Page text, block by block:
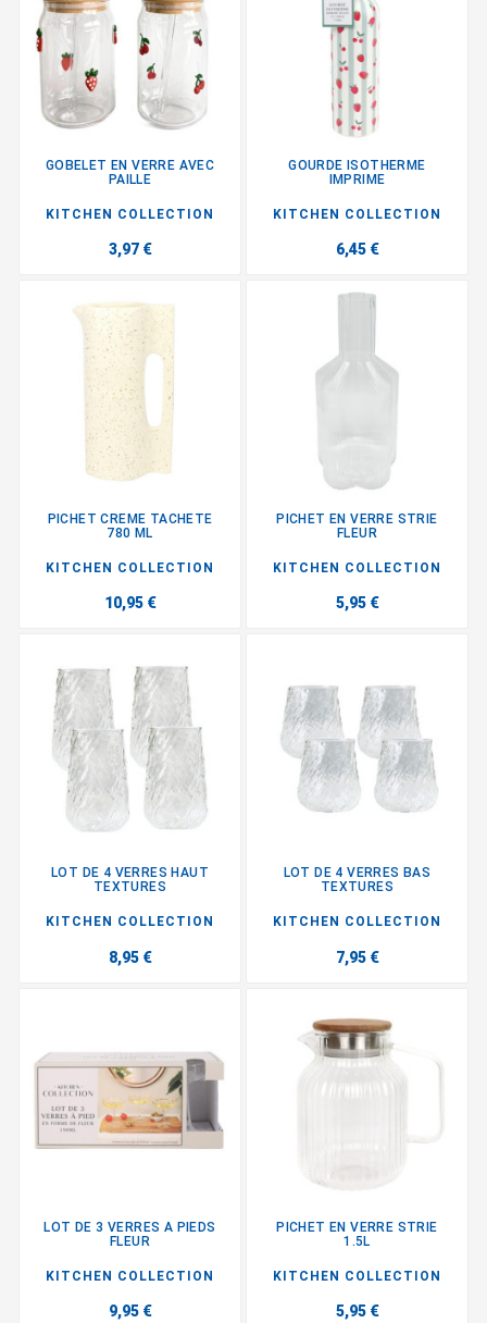
GOBELET EN VERRE AVEC
PAILLE
KITCHEN COLLECTION
3,97 €
GOURDE ISOTHERME
IMPRIME
KITCHEN COLLECTION
6,45 €
PICHET CREME TACHETE
780 ML
KITCHEN COLLECTION
10,95 €
PICHET EN VERRE STRIE
FLEUR
KITCHEN COLLECTION
5,95 €
LOT DE 4 VERRES HAUT
TEXTURES
KITCHEN COLLECTION
8,95 €
LOT DE 4 VERRES BAS
TEXTURES
KITCHEN COLLECTION
7,95 €
LOT DE 3 VERRES A PIEDS
FLEUR
KITCHEN COLLECTION
9,95 €
PICHET EN VERRE STRIE
1.5L
KITCHEN COLLECTION
5,95 €